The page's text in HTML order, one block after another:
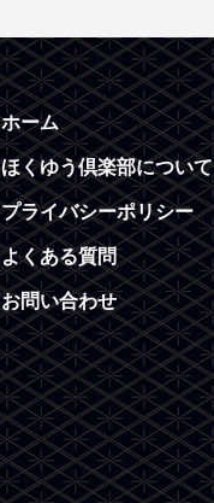
ホーム
ほくゆう倶楽部について
プライバシーポリシー
よくある質問
お問い合わせ